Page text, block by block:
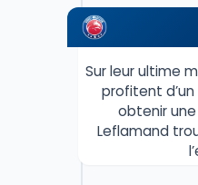
Sur leur ultime
profitent
obtenir
Leflamand